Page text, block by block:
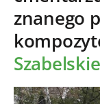
znanego